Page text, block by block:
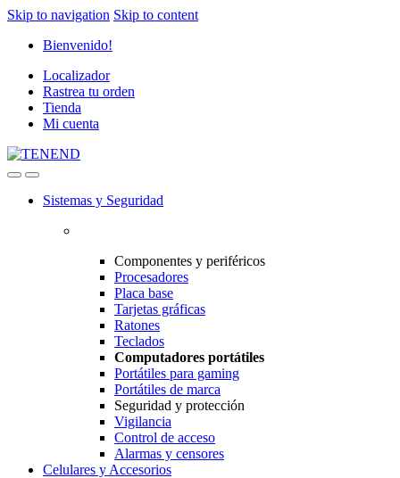
Skip to navigation Skip to content
Bienvenido!
Localizador
Rastrea tu orden
Tienda
Mi cuenta
Sistemas y Seguridad
Componentes y periféricos
Procesadores
Placa base
Tarjetas gráficas
Ratones
Teclados
Computadores portátiles
Portátiles para gaming
Portátiles de marca
Seguridad y protección
Vigilancia
Control de acceso
Alarmas y censores
Celulares y Accesorios